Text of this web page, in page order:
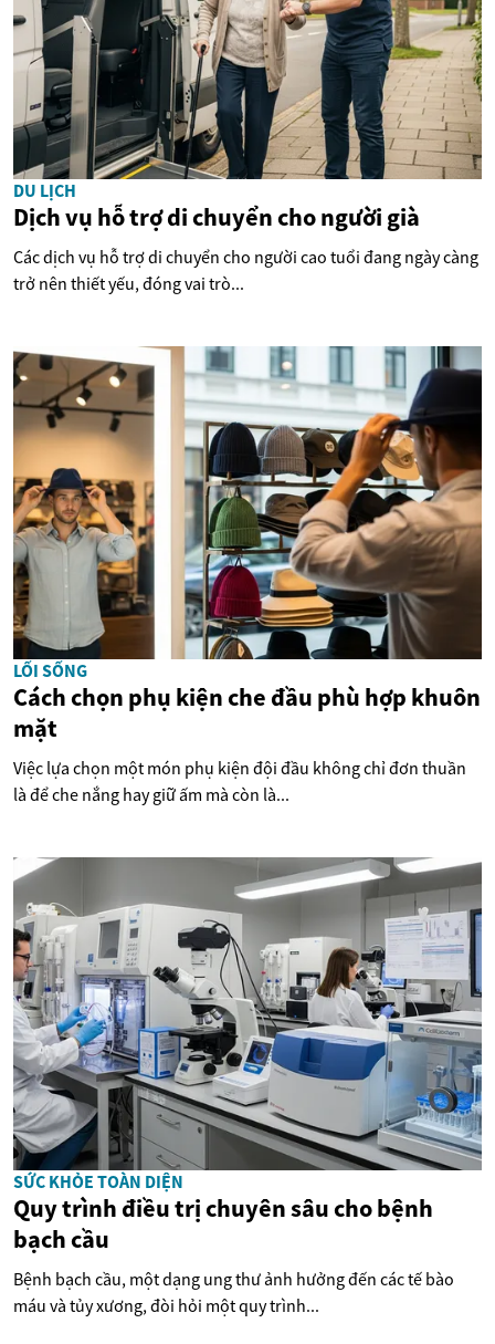
DU LỊCH
Dịch vụ hỗ trợ di chuyển cho người già
Các dịch vụ hỗ trợ di chuyển cho người cao tuổi đang ngày càng
trở nên thiết yếu, đóng vai trò...
LỐI SỐNG
Cách chọn phụ kiện che đầu phù hợp khuôn
mặt
Việc lựa chọn một món phụ kiện đội đầu không chỉ đơn thuần
là để che nắng hay giữ ấm mà còn là...
SỨC KHỎE TOÀN DIỆN
Quy trình điều trị chuyên sâu cho bệnh
bạch cầu
Bệnh bạch cầu, một dạng ung thư ảnh hưởng đến các tế bào
máu và tủy xương, đòi hỏi một quy trình...